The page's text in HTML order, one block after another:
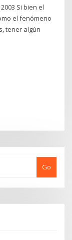
Si bien el
el fenómeno
tener algún
Go